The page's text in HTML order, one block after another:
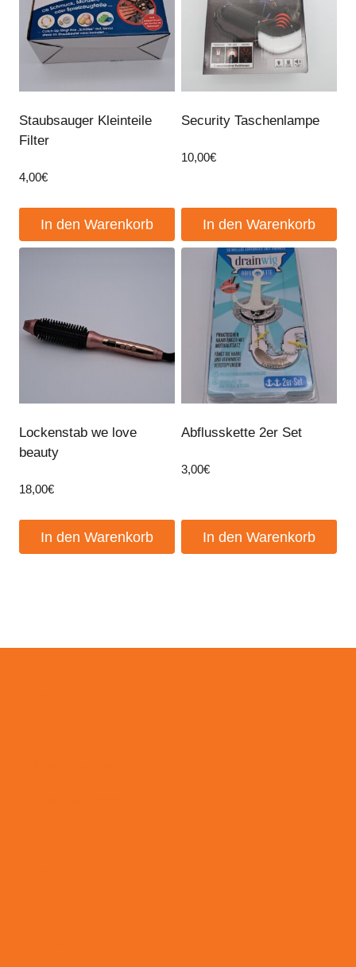
Staubsauger Kleinteile
Filter
4,00€
In den Warenkorb
Security Taschenlampe
10,00€
In den Warenkorb
Lockenstab we love
beauty
18,00€
In den Warenkorb
Abflusskette 2er Set
3,00€
In den Warenkorb